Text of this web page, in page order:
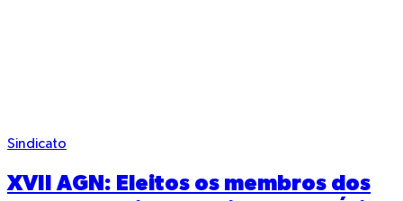
Sindicato
XVII AGN: Eleitos os membros dos